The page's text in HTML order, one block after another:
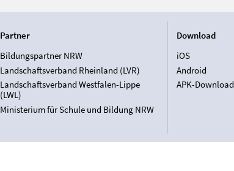
Partner
Bildungspartner NRW
Landschaftsverband Rheinland (LVR)
Landschaftsverband Westfalen-Lippe
(LWL)
Ministerium für Schule und Bildung NRW
Download
iOS
Android
APK-Download